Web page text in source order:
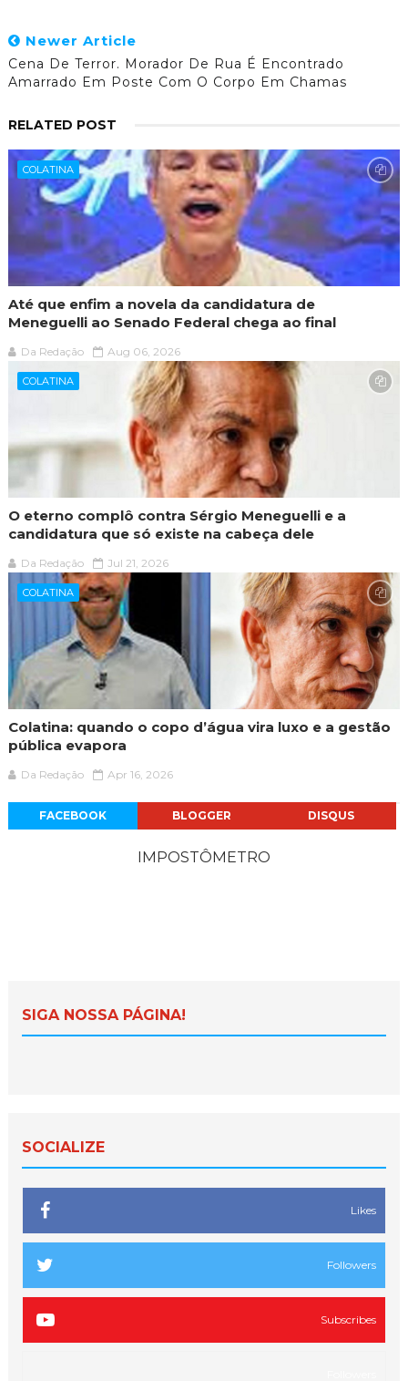
Newer Article
Cena De Terror. Morador De Rua É Encontrado
Amarrado Em Poste Com O Corpo Em Chamas
RELATED POST
COLATINA
Até que enfim a novela da candidatura de
Meneguelli ao Senado Federal chega ao final
Da Redação Aug 06, 2026
COLATINA
O eterno complô contra Sérgio Meneguelli e a
candidatura que só existe na cabeça dele
Da Redação Jul 21, 2026
COLATINA
Colatina: quando o copo d’água vira luxo e a gestão
pública evapora
Da Redação Apr 16, 2026
FACEBOOK BLOGGER DISQUS
IMPOSTÔMETRO
SIGA NOSSA PÁGINA!
SOCIALIZE
Likes
Followers
Subscribes